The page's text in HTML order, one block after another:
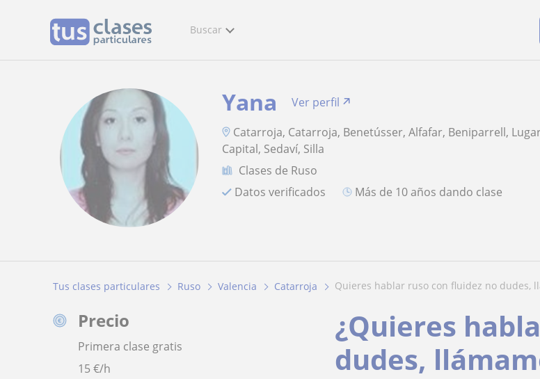
Buscar
Yana
Ver perfil
Catarroja, Catarroja, Benetússer, Alfafar, Beniparrell,
Capital, Sedaví, Silla
Clases de Ruso
Datos verificados
más de 10 años dando clase
Tus clases particulares Ruso Valencia Catarroja quieres hablar ruso con fluidez no dudes,
Precio
Primera clase gratis
15€/h
¿Quieres
dudes,